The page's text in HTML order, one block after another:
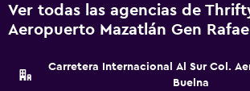
Ver todas las agencias de
Aeropuerto Mazatlán Gen
Carretera Internacional Al Sur Col.
Buelna